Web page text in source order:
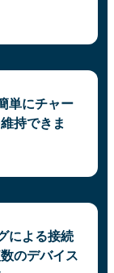
単にチャー
持できま
による接続
のデバイス